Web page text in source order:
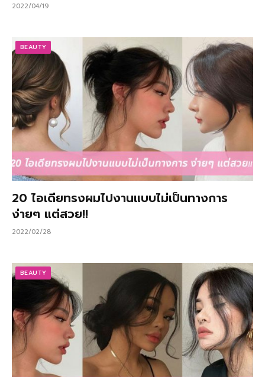
2022/04/19
BEAUTY
20 ไอเดียทรงผมไปงานแบบไม่เป็นทางการ
ง่ายๆ แต่สวย!!
2022/02/28
BEAUTY